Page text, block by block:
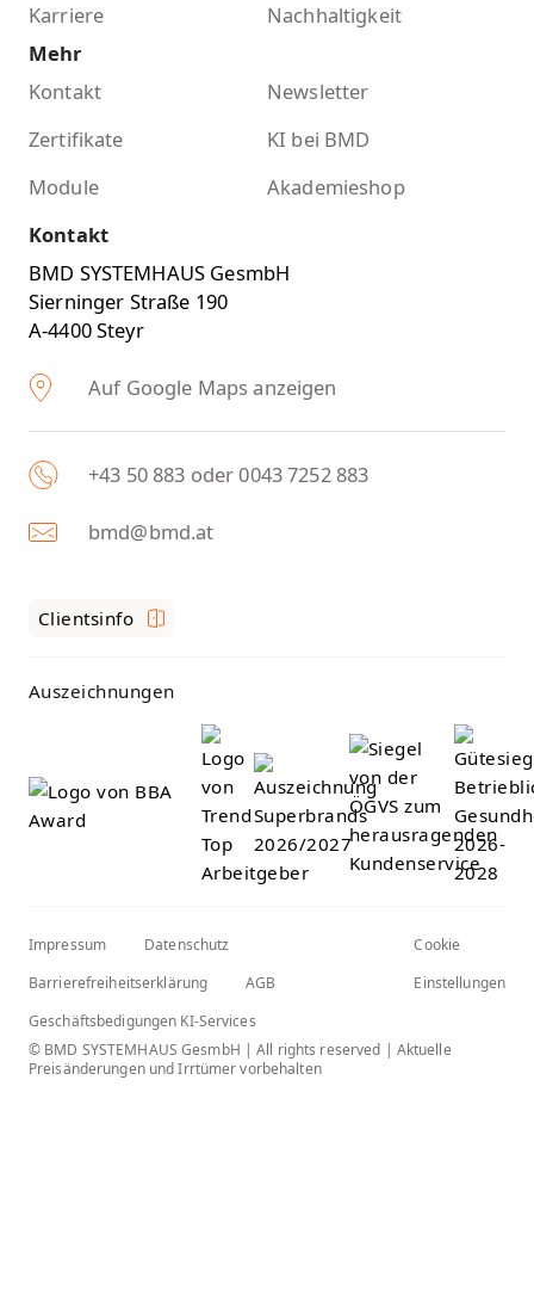
Karriere
Nachhaltigkeit
Mehr
Kontakt
Newsletter
Zertifikate
KI bei BMD
Module
Akademieshop
Kontakt
BMD SYSTEMHAUS GesmbH
Sierninger Straße 190
A-4400 Steyr
Auf Google Maps anzeigen
+43 50 883 oder 0043 7252 883
bmd@bmd.at
Clientsinfo
Auszeichnungen
Impressum
Datenschutz
Barrierefreiheitserklärung
AGB
Geschäftsbedigungen KI-Services
Cookie
Einstellungen
© BMD SYSTEMHAUS GesmbH | All rights reserved | Aktuelle
Preisänderungen und Irrtümer vorbehalten